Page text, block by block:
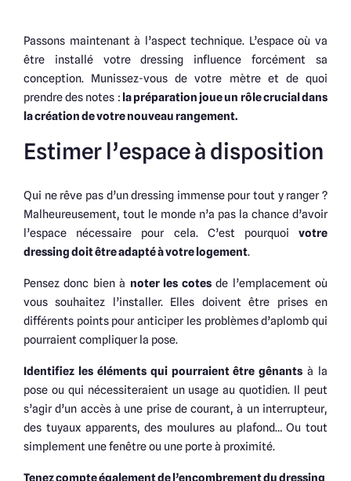
Passons maintenant à l’aspect technique. L’espace où va
être installé votre dressing influence forcément sa
conception. Munissez-vous de votre mètre et de quoi
prendre des notes : la préparation joue un rôle crucial dans
la création de votre nouveau rangement.
Estimer l’espace à disposition
Qui ne rêve pas d’un dressing immense pour tout y ranger ?
Malheureusement, tout le monde n’a pas la chance d’avoir
l’espace nécessaire pour cela. C’est pourquoi votre
dressing doit être adapté à votre logement.
Pensez donc bien à noter les cotesde l’emplacement où
vous souhaitez l’installer. Elles doivent être prises en
différents points pour anticiper les problèmes d’aplomb qui
pourraient compliquer la pose.
Identifiez les éléments qui pourraient être gênants à la
pose ou qui nécessiteraient un usage au quotidien. Il peut
s’agir d’un accès à une prise de courant, à un interrupteur,
des tuyaux apparents, des moulures au plafond… Ou tout
simplement une fenêtre ou une porte à proximité.
Tenez compte également de l’encombrement du dressing